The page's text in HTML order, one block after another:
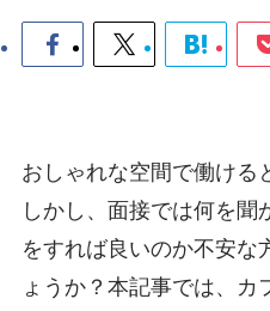
おしゃれな空間で働ける
しかし、面接では何を聞
をすれば良いのか不安な
ょうか？本記事では、カ